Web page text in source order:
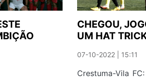
O
SC
NA
PRÓXIMA
CHEGOU,
UM HAT
07-10-2022 | 15:11
Crestuma-Vila